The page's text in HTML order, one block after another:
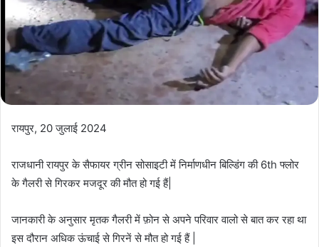
रायपुर, 20 जुलाई 2024
राजधानी रायपुर के सैफायर ग्रीन सोसाइटी में निर्माणधीन बिल्डिंग की 6th फ्लोर
के गैलरी से गिरकर मजदूर की मौत हो गई हैं|
जानकारी के अनुसार मृतक गैलरी में फ़ोन से अपने परिवार वालो से बात कर रहा था
इस दौरान अधिक ऊंचाई से गिरनें से मौत हो गई हैं |